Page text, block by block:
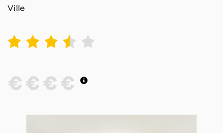
Ville
2 3 4 5
€ € € €